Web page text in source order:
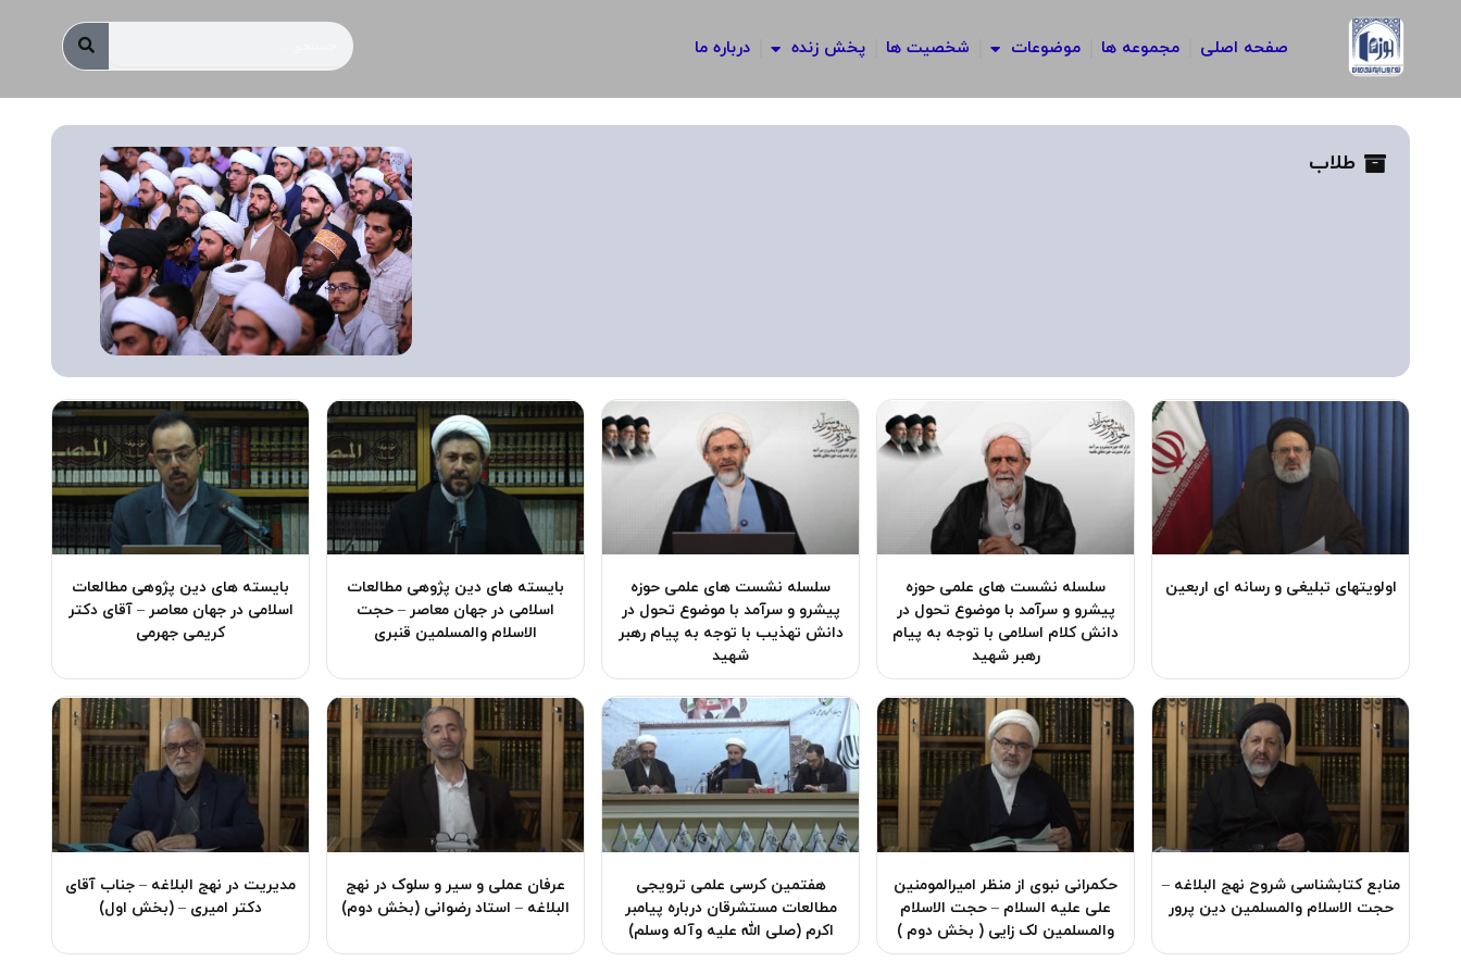
صفحه اصلی مجموعه ها موضوعات شخصیت ها پخش زنده درباره ما
جستجو
طلاب
اولویتهای تبلیغی و رسانه ای اربعین
سلسله نشست های علمی حوزه
پیشرو و سرآمد با موضوع تحول در
دانش کلام اسلامی با توجه به پیام
رهبر شهید
سلسله نشست های علمی حوزه
پیشرو و سرآمد با موضوع تحول در
دانش تهذیب با توجه به پیام رهبر
شهید
بایسته های دین پژوهی مطالعات
اسلامی در جهان معاصر – حجت
الاسلام والمسلمین قنبری
بایسته های دین پژوهی مطالعات
اسلامی در جهان معاصر – آقای دکتر
کریمی جهرمی
منابع کتابشناسی شروح نهج البلاغه –
حجت الاسلام والمسلمین دین پرور
حکمرانی نبوی از منظر امیرالمومنین
علی علیه السلام – حجت الاسلام
والمسلمین لک زایی ( بخش دوم )
هفتمین کرسی علمی ترویجی
مطالعات مستشرقان درباره پیامبر
اکرم (صلی الله علیه وآله وسلم)
عرفان عملی و سیر و سلوک در نهج
البلاغه – استاد رضوانی (بخش دوم)
مدیریت در نهج البلاغه – جناب آقای
دکتر امیری – (بخش اول)